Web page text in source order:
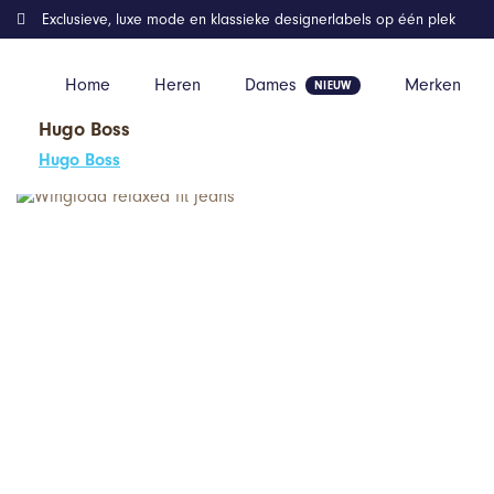
Home Heren Dames Merken
Exclusieve, luxe mode en klassieke designerlabels op één plek
Hugo Boss
Hugo Boss
Home Kleding